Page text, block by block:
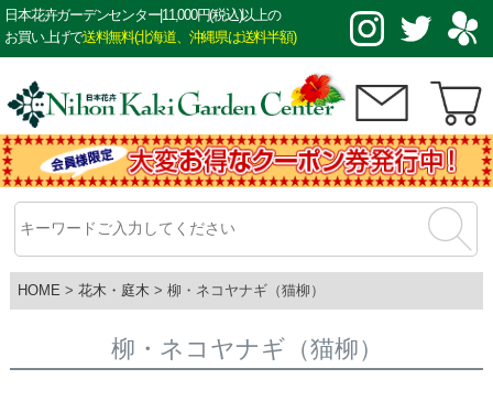
日本花卉ガーデンセンター|11,000円(税込)以上の
お買い上げで送料無料(北海道、沖縄県は送料半額)
HOME 花木・庭木 柳・ネコヤナギ（猫柳）
柳・ネコヤナギ（猫柳）